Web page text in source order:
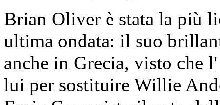
Brian Oliver è stata la più
ultima ondata: il suo
anche in Grecia, visto che
lui per sostituire Willie